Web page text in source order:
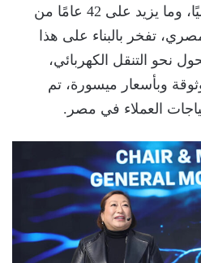
في صناعة السيارات إقليميًا، وما يزيد على 42 عامًا من
تفخر بالبناء على هذا
نحو التنقل الكهربائي،
وبأسعار ميسورة، تم
العملاء في مصر.